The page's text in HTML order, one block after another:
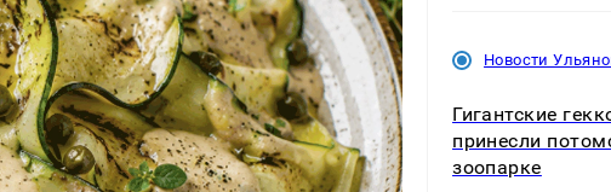
Новости
Гигантские
принесли
зоопарке